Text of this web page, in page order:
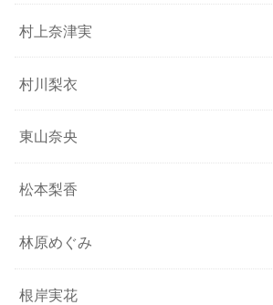
村上奈津実
村川梨衣
東山奈央
松本梨香
林原めぐみ
根岸実花